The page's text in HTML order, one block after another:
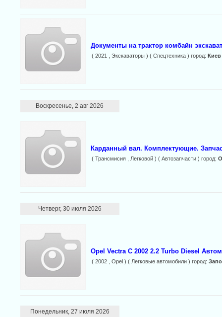
Документы на трактор комбайн
( 2021 , Экскаваторы ) ( Спецтехника ) город: Киев
Воскресенье, 2 авг 2026
Карданный вал. Комплектующие.
( Трансмисия , Легковой ) ( Автозапчасти ) город:
Четверг, 30 июля 2026
Opel Vectra C 2002 2.2 Turbo Diesel
( 2002 , Opel ) ( Легковые автомобили ) город:
Понедельник, 27 июля 2026